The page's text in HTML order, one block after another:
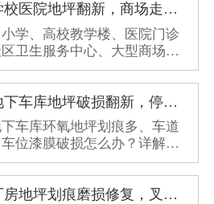
西安学校医院地坪翻新，商场走廊公共区域环保防滑环氧地坪施工方案
学、高校教学楼、医院门诊
卫生服务中心、大型商场超
楼公共走廊，属于高人流、
、全天候开放的公共区域。
水泥地面、老旧地砖、普通
，使用久了容易出现地面起
划痕发黑、空鼓脱落、地面
渍渗透、接缝藏污、颜色老
西安地下车库地坪破损翻新，停车场环氧地面车轮划痕、起灰病害处理方案
车库环氧地坪划痕多、车道
位漆膜破损怎么办？详解停
病害成因、修补误区与分区
施工方案。
西安厂房地坪划痕磨损修复，叉车通道环氧地面磨白露底翻新方案